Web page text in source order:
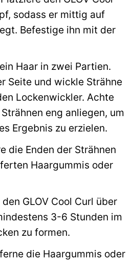
sodass er mittig auf
Befestige ihn mit der
Haar in zwei Partien.
Seite und wickle Strähne
Lockenwickler. Achte
eng anliegen, um
Ergebnis zu erzielen.
die Enden der Strähnen
Haargummis oder
den GLOV Cool Curl über
3-6 Stunden im
zu formen.
die Haargummis oder